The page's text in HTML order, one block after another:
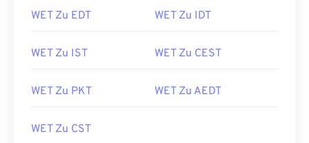
WET Zu EDT WET Zu IDT
WET Zu IST WET Zu CEST
WET Zu PKT WET Zu AEDT
WET Zu CST